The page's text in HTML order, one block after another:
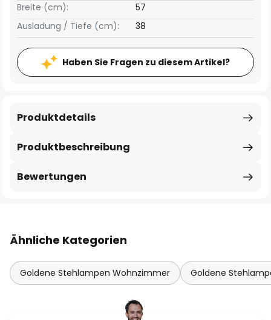
Breite (cm):
57
Ausladung / Tiefe (cm):
38
Haben Sie Fragen zu diesem Artikel?
Produktbeschreibung
Produktdetails
Bewertungen
Ähnliche Kategorien
Goldene Stehlampen Wohnzimmer Goldene